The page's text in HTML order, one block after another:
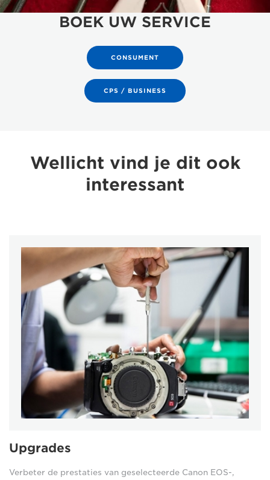
BOEK UW SERVICE
CONSUMENT
CPS / BUSINESS
Wellicht vind je dit ook
interessant
Upgrades
Verbeter de prestaties van geselecteerde Canon EOS-,